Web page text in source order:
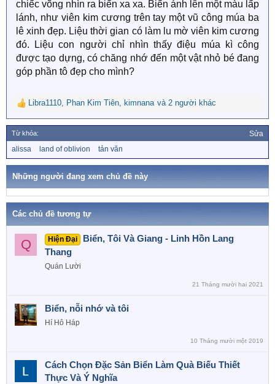
chiếc võng nhìn ra biển xa xa. Biển ánh lên một màu lấp
lánh, như viên kim cương trên tay một vũ công múa ba
lê xinh đẹp. Liệu thời gian có làm lu mờ viên kim cương
đó. Liệu con người chỉ nhìn thấy điệu múa kì công
được tạo dựng, có chăng nhớ đến một vật nhỏ bé đang
góp phần tô đẹp cho mình?
R
e
a
c
t
o
s
Libra1110, Phan Kim Tiên, kimnana và 2 người khác
Từ khóa: Sửa
ừ
k
alissa land of oblivion tản văn
Những người đang xem chủ đề này
Các chủ đề tương tự
Q Hiện Đại
Biển, Tôi Và Giang - Linh Hồn Lang
Thang
Quán Lười
21 Tháng mười hai 2021
Biển, nỗi nhớ và tôi
Hí Hô Háp
10 Tháng mười một 2019
Cách Chọn Đặc Sản Biển Làm Quà Biếu Thiết
Thực Và Ý Nghĩa